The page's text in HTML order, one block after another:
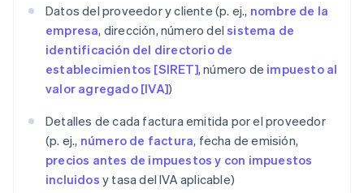
Datos del proveedor y cliente (p. ej., nombre de la
empresa, dirección, número delsistema de
identificación del directorio de
establecimientos [SIRET], número de impuesto al
valor agregado [IVA])
Detalles de cada factura emitida por el proveedor
(p. ej., número de factura, fecha de emisión,
precios antes de impuestos y con impuestos
incluidos y tasa del IVA aplicable)